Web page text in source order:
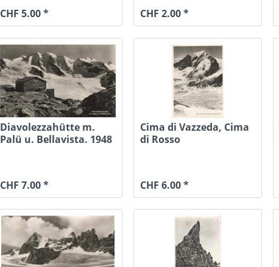
CHF 5.00 * CHF 2.00 *
Diavolezzahütte m.
Palü u. Bellavista. 1948
CHF 7.00 *
Cima di Vazzeda, Cima
di Rosso
CHF 6.00 *